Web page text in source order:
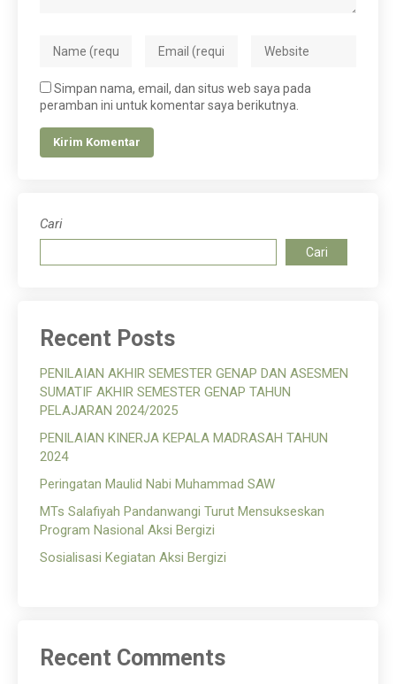
Simpan nama, email, dan situs web saya pada
peramban ini untuk komentar saya berikutnya.
Cari
Cari
Recent Posts
PENILAIAN AKHIR SEMESTER GENAP DAN ASESMEN
SUMATIF AKHIR SEMESTER GENAP TAHUN
PELAJARAN 2024/2025
PENILAIAN KINERJA KEPALA MADRASAH TAHUN
2024
Peringatan Maulid Nabi Muhammad SAW
MTs Salafiyah Pandanwangi Turut Mensukseskan
Program Nasional Aksi Bergizi
Sosialisasi Kegiatan Aksi Bergizi
Recent Comments